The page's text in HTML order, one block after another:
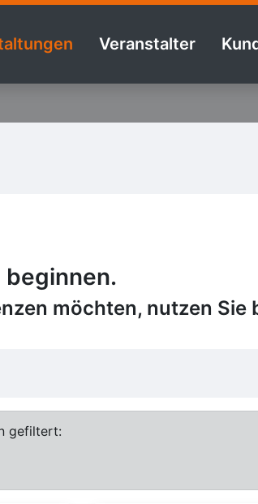
Veranstalter
beginnen.
möchten, nutzen
gefiltert: